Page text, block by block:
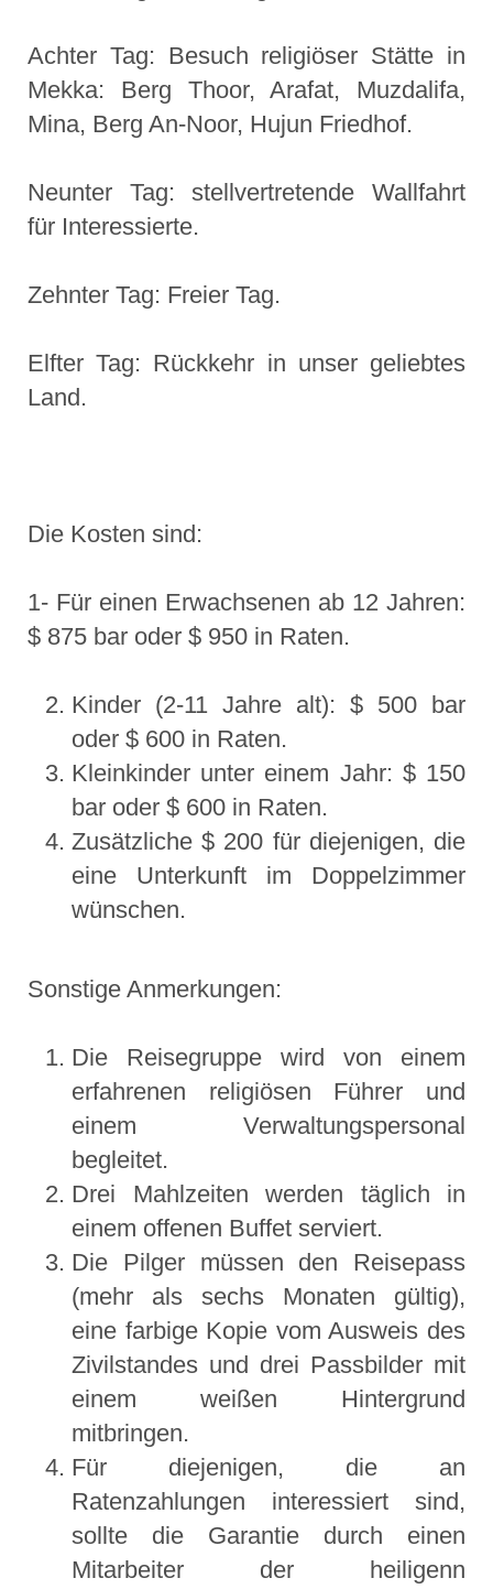
Achter Tag: Besuch religiöser Stätte in
Mekka: Berg Thoor, Arafat, Muzdalifa,
Mina, Berg An-Noor, Hujun Friedhof.
Neunter Tag: stellvertretende Wallfahrt
für Interessierte.
Zehnter Tag: Freier Tag.
Elfter Tag: Rückkehr in unser geliebtes
Land.
Die Kosten sind:
1- Für einen Erwachsenen ab 12 Jahren:
$ 875 bar oder $ 950 in Raten.
Kinder (2-11 Jahre alt): $ 500 bar
oder $ 600 in Raten.
Kleinkinder unter einem Jahr: $ 150
bar oder $ 600 in Raten.
Zusätzliche $ 200 für diejenigen, die
eine Unterkunft im Doppelzimmer
wünschen.
Sonstige Anmerkungen:
Die Reisegruppe wird von einem
erfahrenen religiösen Führer und
einem Verwaltungspersonal
begleitet.
Drei Mahlzeiten werden täglich in
einem offenen Buffet serviert.
Die Pilger müssen den Reisepass
(mehr als sechs Monaten gültig),
eine farbige Kopie vom Ausweis des
Zivilstandes und drei Passbilder mit
einem weißen Hintergrund
mitbringen.
Für diejenigen, die an
Ratenzahlungen interessiert sind,
sollte die Garantie durch einen
Mitarbeiter der heiligenn